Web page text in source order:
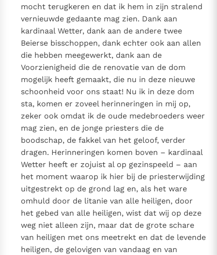
RK Documenten stelt heel veel belangrijke
kerkelijke documenten van de Rooms
Katholieke Kerk in het Nederlands beschikbaar
en is volledig afhankelijk van donaties.
Ik help mee!
mocht terugkeren en dat ik hem in zijn stralend
vernieuwde gedaante mag zien. Dank aan
kardinaal Wetter, dank aan de andere twee
Beierse bisschoppen, dank echter ook aan allen
die hebben meegewerkt, dank aan de
Voorzienigheid die de renovatie van de dom
mogelijk heeft gemaakt, die nu in deze nieuwe
schoonheid voor ons staat! Nu ik in deze dom
sta, komen er zoveel herinneringen in mij op,
zeker ook omdat ik de oude medebroeders weer
mag zien, en de jonge priesters die de
boodschap, de fakkel van het geloof, verder
dragen. Herinneringen komen boven – kardinaal
Wetter heeft er zojuist al op gezinspeeld – aan
het moment waarop ik hier bij de priesterwijding
uitgestrekt op de grond lag en, als het ware
omhuld door de litanie van alle heiligen, door
het gebed van alle heiligen, wist dat wij op deze
weg niet alleen zijn, maar dat de grote schare
van heiligen met ons meetrekt en dat de levende
heiligen, de gelovigen van vandaag en van